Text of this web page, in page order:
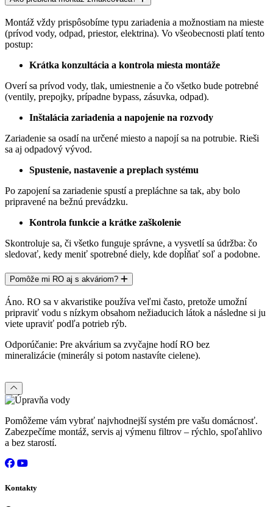
Montáž vždy prispôsobíme typu zariadenia a možnostiam na mieste
(prívod vody, odpad, priestor, elektrina). Vo všeobecnosti platí tento
postup:
Krátka konzultácia a kontrola miesta montáže
Overí sa prívod vody, tlak, umiestnenie a čo všetko bude potrebné
(ventily, prepojky, prípadne bypass, zásuvka, odpad).
Inštalácia zariadenia a napojenie na rozvody
Zariadenie sa osadí na určené miesto a napojí sa na potrubie. Rieši
sa aj odpadový vývod.
Spustenie, nastavenie a preplach systému
Po zapojení sa zariadenie spustí a prepláchne sa tak, aby bolo
pripravené na bežnú prevádzku.
Kontrola funkcie a krátke zaškolenie
Skontroluje sa, či všetko funguje správne, a vysvetlí sa údržba: čo
sledovať, kedy meniť spotrebné diely, kde dopĺňať soľ a podobne.
Pomôže mi RO aj s akváriom?
Áno. RO sa v akvaristike používa veľmi často, pretože umožní
pripraviť vodu s nízkym obsahom nežiaducich látok a následne si ju
viete upraviť podľa potrieb rýb.
Odporúčanie: Pre akvárium sa zvyčajne hodí RO bez
mineralizácie (minerály si potom nastavíte cielene).
Pomôžeme vám vybrať najvhodnejší systém pre vašu domácnosť.
Zabezpečíme montáž, servis aj výmenu filtrov – rýchlo, spoľahlivo
a bez starostí.
Kontakty